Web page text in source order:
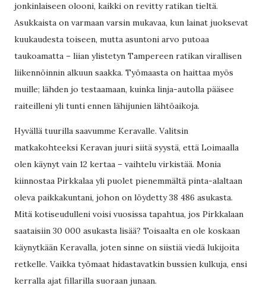
jonkinlaiseen olooni, kaikki on revitty ratikan tieltä.
Asukkaista on varmaan varsin mukavaa, kun lainat juoksevat
kuukaudesta toiseen, mutta asuntoni arvo putoaa
taukoamatta – liian ylistetyn Tampereen ratikan virallisen
liikennöinnin alkuun saakka. Työmaasta on haittaa myös
muille; lähden jo testaamaan, kuinka linja-autolla pääsee
raiteilleni yli tunti ennen lähijunien lähtöaikoja.
Hyvällä tuurilla saavumme Keravalle. Valitsin
matkakohteeksi Keravan juuri siitä syystä, että Loimaalla
olen käynyt vain 12 kertaa – vaihtelu virkistää. Monia
kiinnostaa Pirkkalaa yli puolet pienemmältä pinta-alaltaan
oleva paikkakuntani, johon on löydetty 38 486 asukasta.
Mitä kotiseudulleni voisi vuosissa tapahtua, jos Pirkkalaan
saataisiin 30 000 asukasta lisää? Toisaalta en ole koskaan
käynytkään Keravalla, joten sinne on siistiä viedä lukijoita
retkelle. Vaikka työmaat hidastavatkin bussien kulkuja, ensi
kerralla ajat fillarilla suoraan junaan.